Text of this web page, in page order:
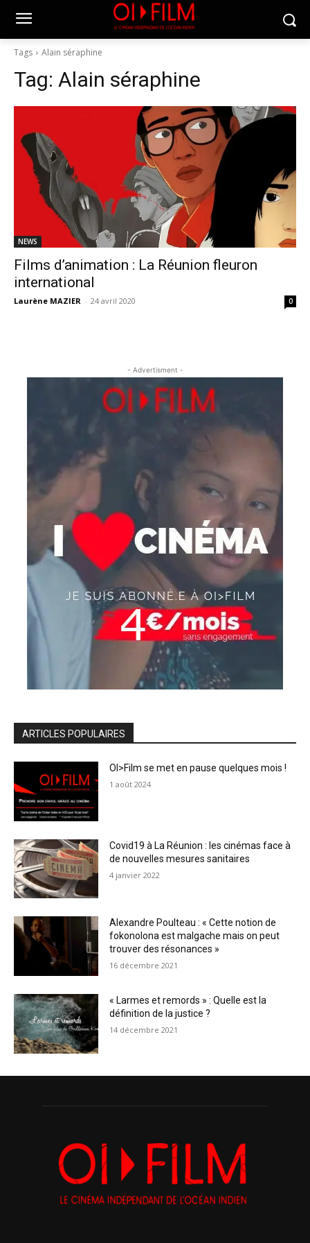
Tags Alain séraphine
Tag: Alain séraphine
NEWS
Films d’animation : La Réunion fleuron
international
Laurène MAZIER - 24 avril 2020 0
- Advertisment -
ARTICLES POPULAIRES
OI>Film se met en pause quelques mois !
1 août 2024
Covid19 à La Réunion : les cinémas face à
de nouvelles mesures sanitaires
4 janvier 2022
Alexandre Poulteau : « Cette notion de
fokonolona est malgache mais on peut
trouver des résonances »
16 décembre 2021
« Larmes et remords » : Quelle est la
définition de la justice ?
14 décembre 2021